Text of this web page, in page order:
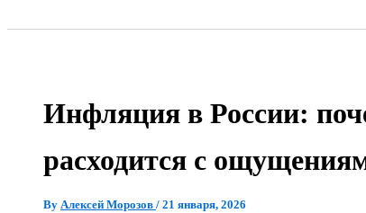
Инфляция в России:
расходится с
By Алексей Морозов / 21 января, 2026